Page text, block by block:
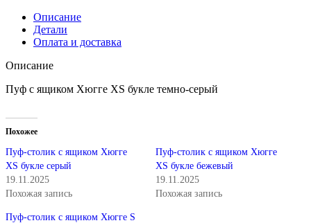
Описание
Детали
Оплата и доставка
Описание
Пуф с ящиком Хюгге XS букле темно-серый
Похожее
Пуф-столик с ящиком Хюгге
XS букле серый
19.11.2025
Похожая запись
Пуф-столик с ящиком Хюгге
XS букле бежевый
19.11.2025
Похожая запись
Пуф-столик с ящиком Хюгге S